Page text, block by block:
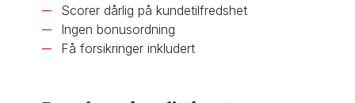
Scorer dårlig på kundetilfredshet
Ingen bonusordning
Få forsikringer inkludert